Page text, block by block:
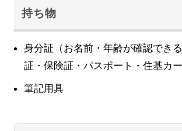
持ち物
身分証（お名前・年齢が確認でき
証・保険証・パスポート・住基カ
筆記用具